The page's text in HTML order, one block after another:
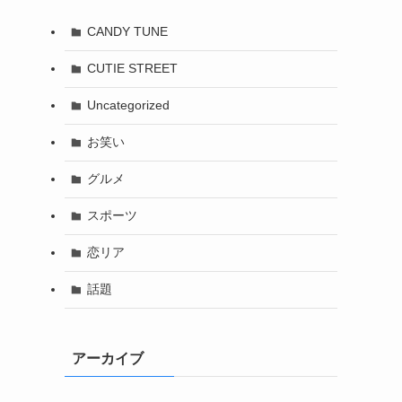
CANDY TUNE
CUTIE STREET
Uncategorized
お笑い
グルメ
スポーツ
恋リア
話題
アーカイブ